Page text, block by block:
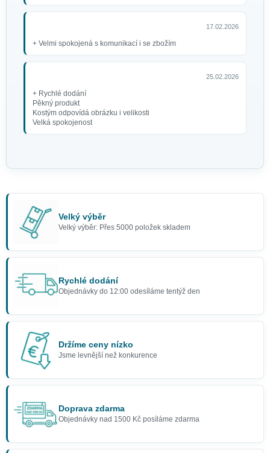
17.02.2026
+ Velmi spokojená s komunikací i se zbožím
25.02.2026
+ Rychlé dodání
Pěkný produkt
Kostým odpovídá obrázku i velikosti
Velká spokojenost
Velký výběr
Velký výběr: Přes 5000 položek skladem
Rychlé dodání
Objednávky do 12:00 odesíláme tentýž den
Držíme ceny nízko
Jsme levnější než konkurence
Doprava zdarma
Objednávky nad 1500 Kč posíláme zdarma